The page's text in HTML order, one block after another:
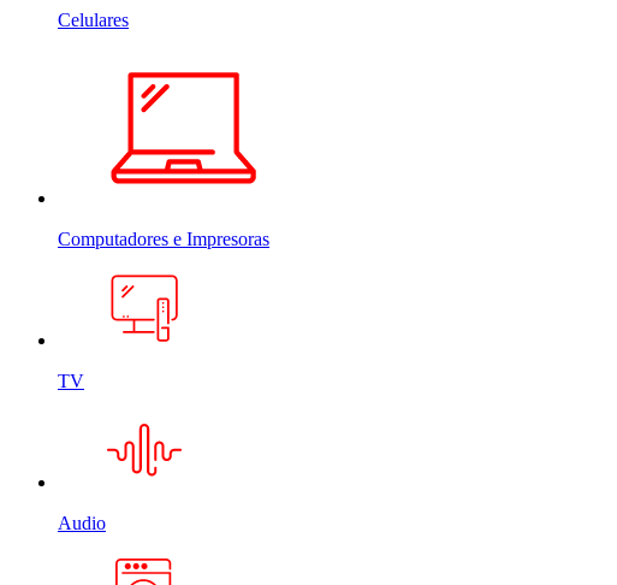
Celulares
Computadores e Impresoras
TV
Audio